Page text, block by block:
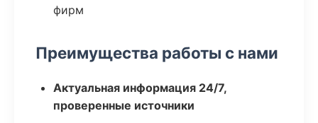
фирм
Преимущества работы с нами
Актуальная информация 24/7,
проверенные источники